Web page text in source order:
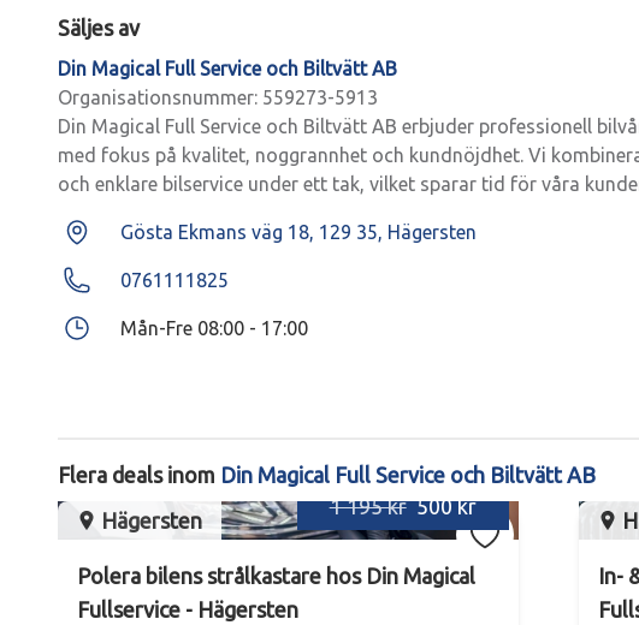
Säljes av
Din Magical Full Service och Biltvätt AB
Organisationsnummer: 559273-5913
Din Magical Full Service och Biltvätt AB erbjuder professionell
med fokus på kvalitet, noggrannhet och kundnöjdhet. Vi
och enklare bilservice under ett tak, vilket sparar tid för våra
Gösta Ekmans väg 18, 129 35, Hägersten
0761111825
Mån-Fre 08:00 - 17:00
Flera deals inom Din Magical Full Service och Biltvätt AB
Hägersten
1 195 kr 500 kr
Polera bilens strålkastare hos Din Magical
Fullservice - Hägersten
In-